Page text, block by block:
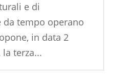
e di
tempo operano
in data 2
la terza...